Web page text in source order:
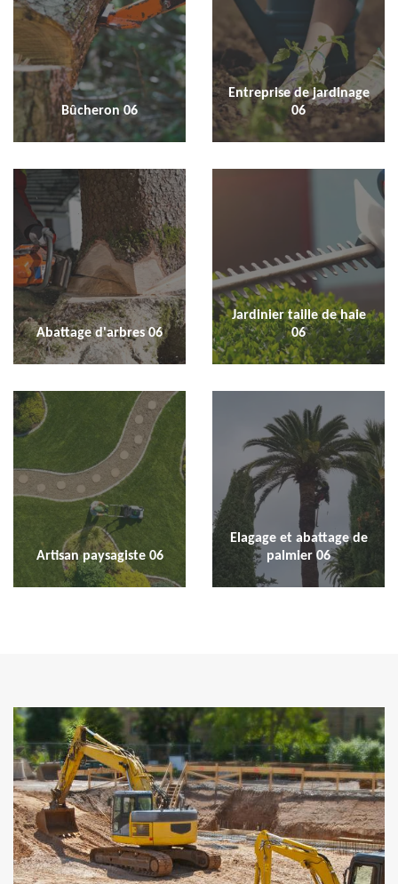
Bûcheron 06
Entreprise de jardinage
06
Abattage d'arbres 06
Jardinier taille de haie
06
Artisan paysagiste 06
Elagage et abattage de
palmier 06